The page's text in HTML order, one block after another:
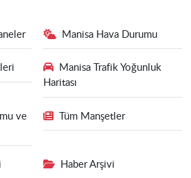
Manisa Hava Durumu
Manisa Trafik Yoğunluk
Haritası
ve
Tüm Manşetler
Haber Arşivi